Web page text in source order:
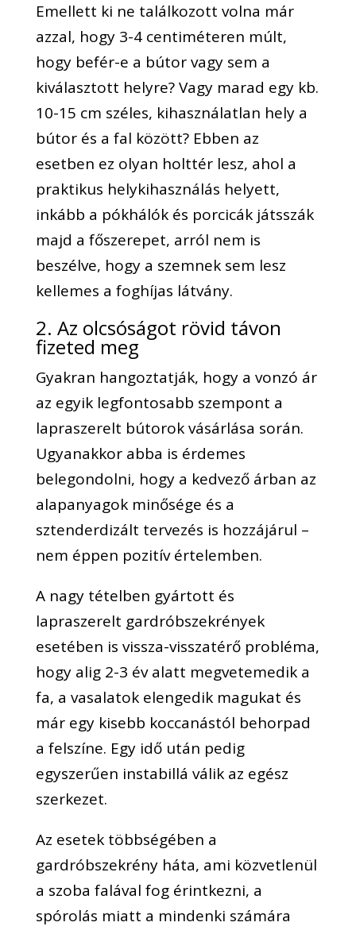
Emellett ki ne találkozott volna már
azzal, hogy 3-4 centiméteren múlt,
hogy befér-e a bútor vagy sem a
kiválasztott helyre? Vagy marad egy kb.
10-15 cm széles, kihasználatlan hely a
bútor és a fal között? Ebben az
esetben ez olyan holttér lesz, ahol a
praktikus helykihasználás helyett,
inkább a pókhálók és porcicák játsszák
majd a főszerepet, arról nem is
beszélve, hogy a szemnek sem lesz
kellemes a foghíjas látvány.
2. Az olcsóságot rövid távon
fizeted meg
Gyakran hangoztatják, hogy a vonzó ár
az egyik legfontosabb szempont a
lapraszerelt bútorok vásárlása során.
Ugyanakkor abba is érdemes
belegondolni, hogy a kedvező árban az
alapanyagok minősége és a
sztenderdizált tervezés is hozzájárul –
nem éppen pozitív értelemben.
A nagy tételben gyártott és
lapraszerelt gardróbszekrények
esetében is vissza-visszatérő probléma,
hogy alig 2-3 év alatt megvetemedik a
fa, a vasalatok elengedik magukat és
már egy kisebb koccanástól behorpad
a felszíne. Egy idő után pedig
egyszerűen instabillá válik az egész
szerkezet.
Az esetek többségében a
gardróbszekrény háta, ami közvetlenül
a szoba falával fog érintkezni, a
spórolás miatt a mindenki számára